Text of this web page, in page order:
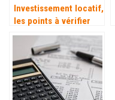
Investissement locatif,
les points à vérifier
avant d’acheter